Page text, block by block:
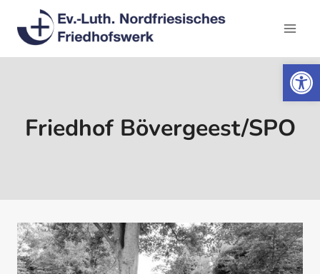
Inhalt
springen
Friedhof Bövergeest/SPO